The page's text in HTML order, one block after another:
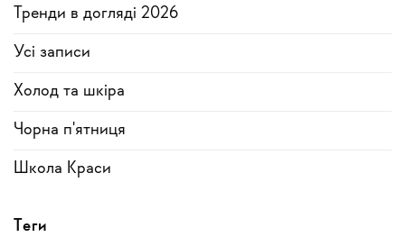
Тренди в догляді 2026
Усi записи
Холод та шкіра
Чорна п'ятниця
Школа Краси
Теги